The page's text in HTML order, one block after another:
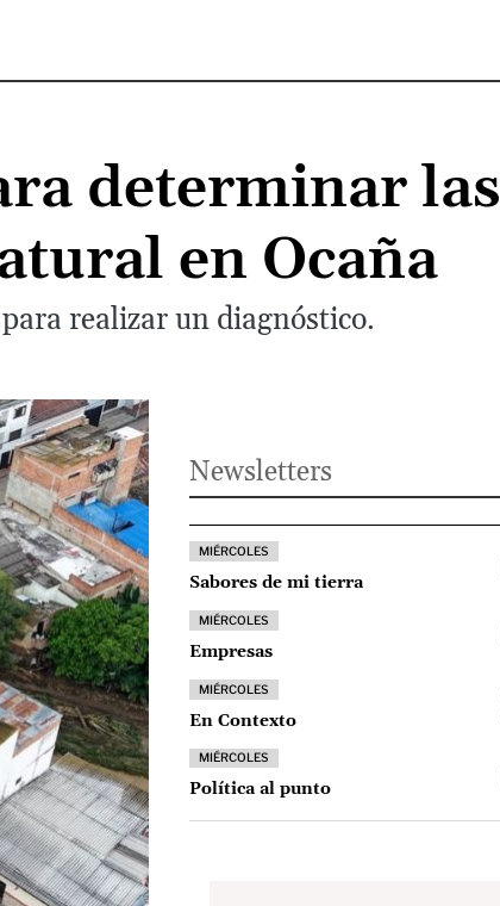
determinar las
en Ocaña
realizar un diagnóstico.
Newsletters
MIÉRCOLES
Sabores de mi tierra
MIÉRCOLES
Empresas
MIÉRCOLES
En Contexto
MIÉRCOLES
Política al punto